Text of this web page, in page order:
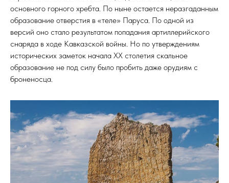
основного горного хребта. По ныне остается неразгаданным
образование отверстия в «теле» Паруса. По одной из
версий оно стало результатом попадания артиллерийского
снаряда в ходе Кавказской войны. Но по утверждениям
исторических заметок начала ХХ столетия скальное
образование не под силу было пробить даже орудиям с
броненосца.